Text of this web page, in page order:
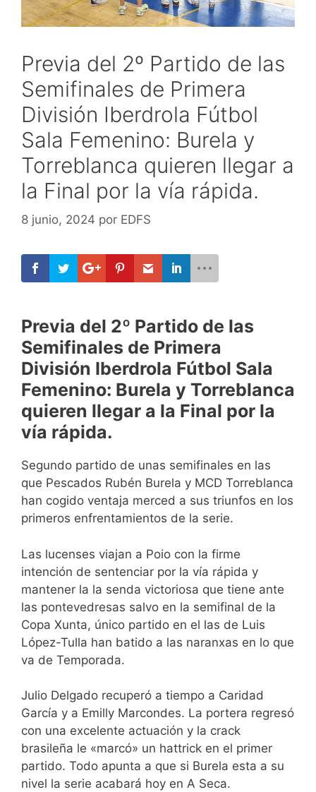
Previa del 2º Partido de las
Semifinales de Primera
División Iberdrola Fútbol
Sala Femenino: Burela y
Torreblanca quieren llegar a
la Final por la vía rápida.
8 junio, 2024 por EDFS
Previa del 2º Partido de las
Semifinales de Primera
División Iberdrola Fútbol Sala
Femenino: Burela y Torreblanca
quieren llegar a la Final por la
vía rápida.
Segundo partido de unas semifinales en las
que Pescados Rubén Burela y MCD Torreblanca
han cogido ventaja merced a sus triunfos en los
primeros enfrentamientos de la serie.
Las lucenses viajan a Poio con la firme
intención de sentenciar por la vía rápida y
mantener la la senda victoriosa que tiene ante
las pontevedresas salvo en la semifinal de la
Copa Xunta, único partido en el las de Luis
López-Tulla han batido a las naranxas en lo que
va de Temporada.
Julio Delgado recuperó a tiempo a Caridad
García y a Emilly Marcondes. La portera regresó
con una excelente actuación y la crack
brasileña le «marcó» un hattrick en el primer
partido. Todo apunta a que si Burela esta a su
nivel la serie acabará hoy en A Seca.